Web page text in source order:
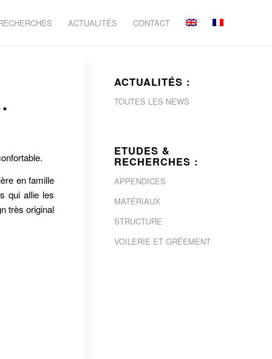
ACTUALITÉS CONTACT
en famille
qui allie les
très original
ACTUALITÉS :
TOUTES LES NEWS
ETUDES &
RECHERCHES :
APPENDICES
MATÉRIAUX
STRUCTURE
VOILERIE ET GRÉEMENT